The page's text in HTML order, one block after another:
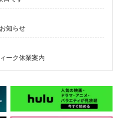
知らせ
ーク休業案内